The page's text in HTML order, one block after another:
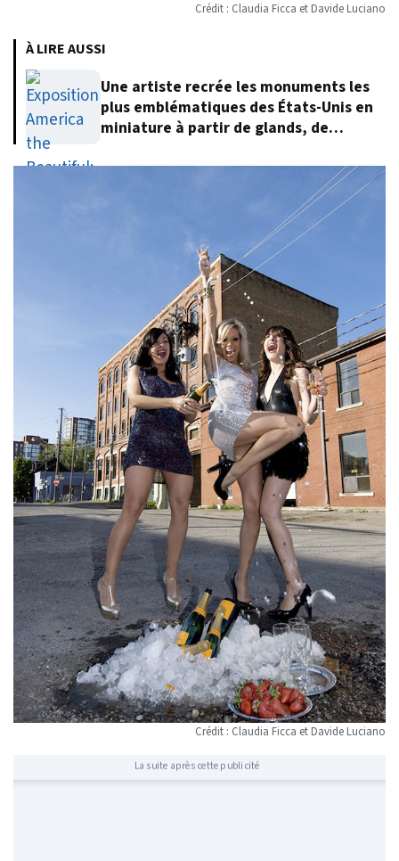
Crédit : Claudia Ficca et Davide Luciano
À LIRE AUSSI
Une artiste recrée les monuments les
plus emblématiques des États-Unis en
miniature à partir de glands, de
Crédit : Claudia Ficca et Davide Luciano
La suite après cette publicité